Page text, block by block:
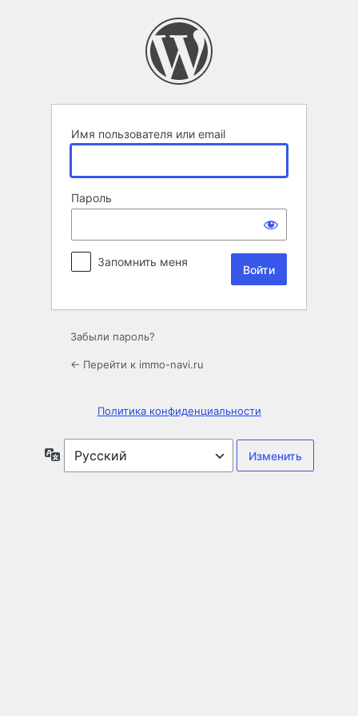
Имя пользователя или email
Пароль
Запомнить меня
Забыли пароль?
← Перейти к immo-navi.ru
Политика конфиденциальности
Язык